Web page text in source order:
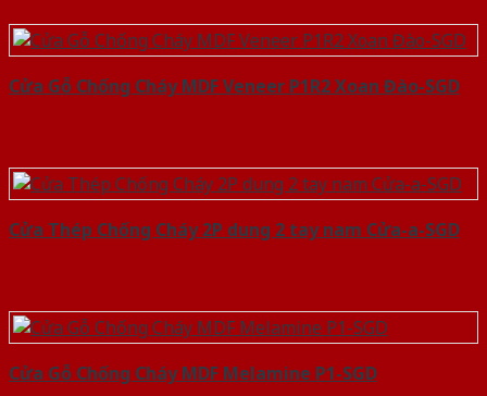
Cửa Gỗ Chống Cháy MDF Veneer P1R2 Xoan Đào-SGD
Cửa Thép Chống Cháy 2P dung 2 tay nam Cửa-a-SGD
Cửa Gỗ Chống Cháy MDF Melamine P1-SGD